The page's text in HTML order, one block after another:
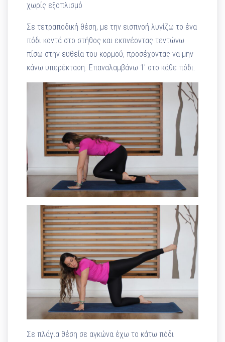
χωρίς εξοπλισμό
Σε τετραποδική θέση, με την εισπνοή λυγίζω το ένα
πόδι κοντά στο στήθος και εκπνέοντας τεντώνω
πίσω στην ευθεία του κορμού, προσέχοντας να μην
κάνω υπερέκταση. Επαναλαμβάνω 1′ στο κάθε πόδι.
Σε πλάγια θέση σε αγκώνα έχω το κάτω πόδι